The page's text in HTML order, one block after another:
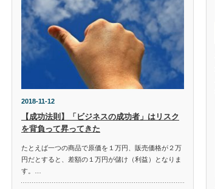
2018-11-12
【成功法則】「ビジネスの成功者」はリスク
を背負って昇ってきた
たとえば一つの商品で原価を１万円、販売価格が２万
円だとすると、差額の１万円が儲け（利益）となりま
す。…